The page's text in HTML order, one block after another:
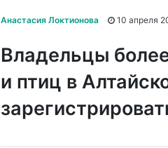
Анастасия Локтионова 10 апреля
Владельцы более
и птиц в